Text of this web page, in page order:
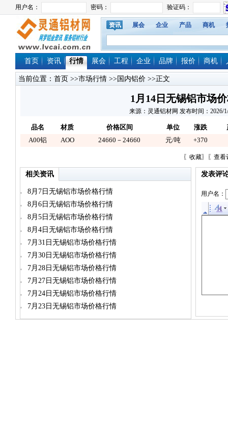
资讯 展会 企业 产品 商机
首页 资讯 行情 展会 工程 企业 品牌 报价 商机
当前位置： 首页 >>市场行情 >>国内铝价 >>正文
1月14日无锡铝市场
来源：灵通铝材网 发布时间：2026/
品名 材质 价格区间 单位 涨跌
A00铝
AOO 24660－24660 元/吨 +370
〖 收藏〗〖 查看
相关资讯
8月7日无锡铝市场价格行情
8月6日无锡铝市场价格行情
8月5日无锡铝市场价格行情
8月4日无锡铝市场价格行情
7月31日无锡铝市场价格行情
7月30日无锡铝市场价格行情
7月28日无锡铝市场价格行情
7月27日无锡铝市场价格行情
7月24日无锡铝市场价格行情
7月23日无锡铝市场价格行情
发表评
用户名：